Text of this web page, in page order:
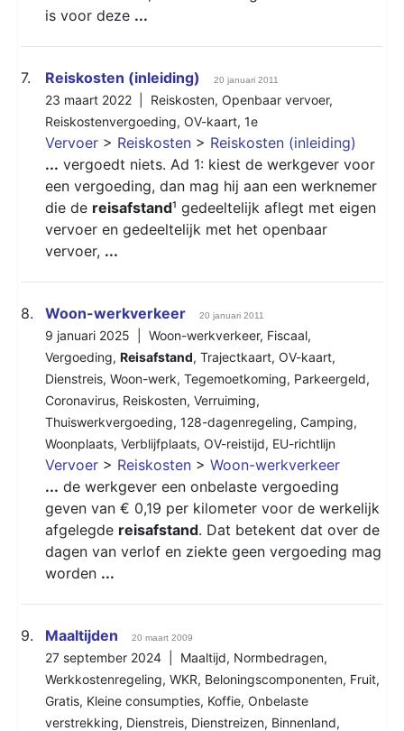
is voor deze ...
7. Reiskosten (inleiding) 20 januari 2011
23 maart 2022 | Reiskosten, Openbaar vervoer,
Reiskostenvergoeding, OV-kaart, 1e
Vervoer > Reiskosten > Reiskosten (inleiding)
... vergoedt niets. Ad 1: kiest de werkgever voor
een vergoeding, dan mag hij aan een werknemer
die de reisafstand¹ gedeeltelijk aflegt met eigen
vervoer en gedeeltelijk met het openbaar
vervoer, ...
8. Woon-werkverkeer 20 januari 2011
9 januari 2025 | Woon-werkverkeer, Fiscaal,
Vergoeding, Reisafstand, Trajectkaart, OV-kaart,
Dienstreis, Woon-werk, Tegemoetkoming, Parkeergeld,
Coronavirus, Reiskosten, Verruiming,
Thuiswerkvergoeding, 128-dagenregeling, Camping,
Woonplaats, Verblijfplaats, OV-reistijd, EU-richtlijn
Vervoer > Reiskosten > Woon-werkverkeer
... de werkgever een onbelaste vergoeding
geven van € 0,19 per kilometer voor de werkelijk
afgelegde reisafstand. Dat betekent dat over de
dagen van verlof en ziekte geen vergoeding mag
worden ...
9. Maaltijden 20 maart 2009
27 september 2024 | Maaltijd, Normbedragen,
Werkkostenregeling, WKR, Beloningscomponenten, Fruit,
Gratis, Kleine consumpties, Koffie, Onbelaste
verstrekking, Dienstreis, Dienstreizen, Binnenland,